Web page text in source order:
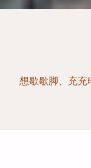
想歇歇脚、充充